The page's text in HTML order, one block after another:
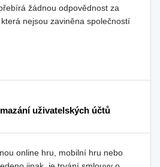
žádnou odpovědnost za
nejsou zaviněna společností
uživatelských účtů
online hru, mobilní hru nebo